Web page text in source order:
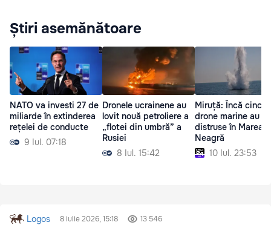
Știri asemănătoare
NATO va investi 27 de
miliarde în extinderea
rețelei de conducte
9 Iul. 07:18
Dronele ucrainene au
lovit nouă petroliere a
„flotei din umbră” a
Rusiei
8 Iul. 15:42
Miruță: Încă cinci
drone marine au
distruse în Marea
Neagră
10 Iul. 23:53
Logos 8 iulie 2026, 15:18 13 546